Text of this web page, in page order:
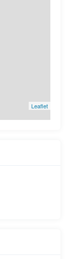
Leaflet